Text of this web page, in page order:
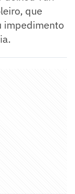
que
impedimento